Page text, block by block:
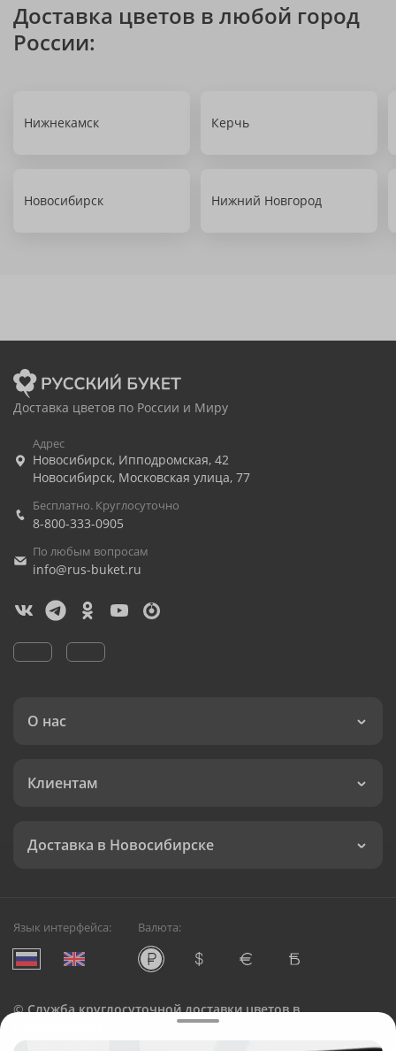
Доставка цветов в любой город
России:
Нижнекамск Керчь
Новосибирск Нижний Новгород
Доставка цветов по России и Миру
Адрес
Новосибирск, Ипподромская, 42
Новосибирск, Московская улица, 77
Бесплатно. Круглосуточно
8-800-333-0905
По любым вопросам
info@rus-buket.ru
О нас
Клиентам
Доставка в Новосибирске
Язык интерфейса: Валюта:
©Служба круглосуточной доставки цветов в
Русский Букет, 2026